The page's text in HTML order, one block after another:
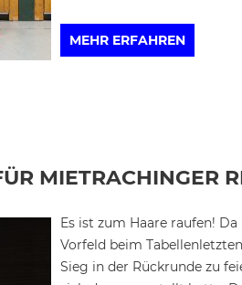
MEHR ERFAHREN
MIETRACHINGER
Es ist zum Haare raufen!
Vorfeld beim
Sieg in der Rückrunde zu